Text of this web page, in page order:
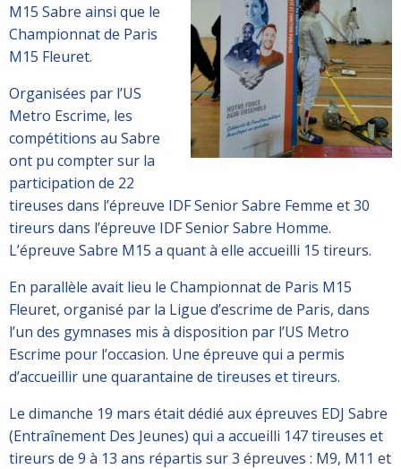
M15 Sabre ainsi que le
Championnat de Paris
M15 Fleuret.
Organisées par l’US
Metro Escrime, les
compétitions au Sabre
ont pu compter sur la
participation de 22
tireuses dans l’épreuve IDF Senior Sabre Femme et 30
tireurs dans l’épreuve IDF Senior Sabre Homme.
L’épreuve Sabre M15 a quant à elle accueilli 15 tireurs.
En parallèle avait lieu le Championnat de Paris M15
Fleuret, organisé par la Ligue d’escrime de Paris, dans
l’un des gymnases mis à disposition par l’US Metro
Escrime pour l’occasion. Une épreuve qui a permis
d’accueillir une quarantaine de tireuses et tireurs.
Le dimanche 19 mars était dédié aux épreuves EDJ Sabre
(Entraînement Des Jeunes) qui a accueilli 147 tireuses et
tireurs de 9 à 13 ans répartis sur 3 épreuves : M9, M11 et